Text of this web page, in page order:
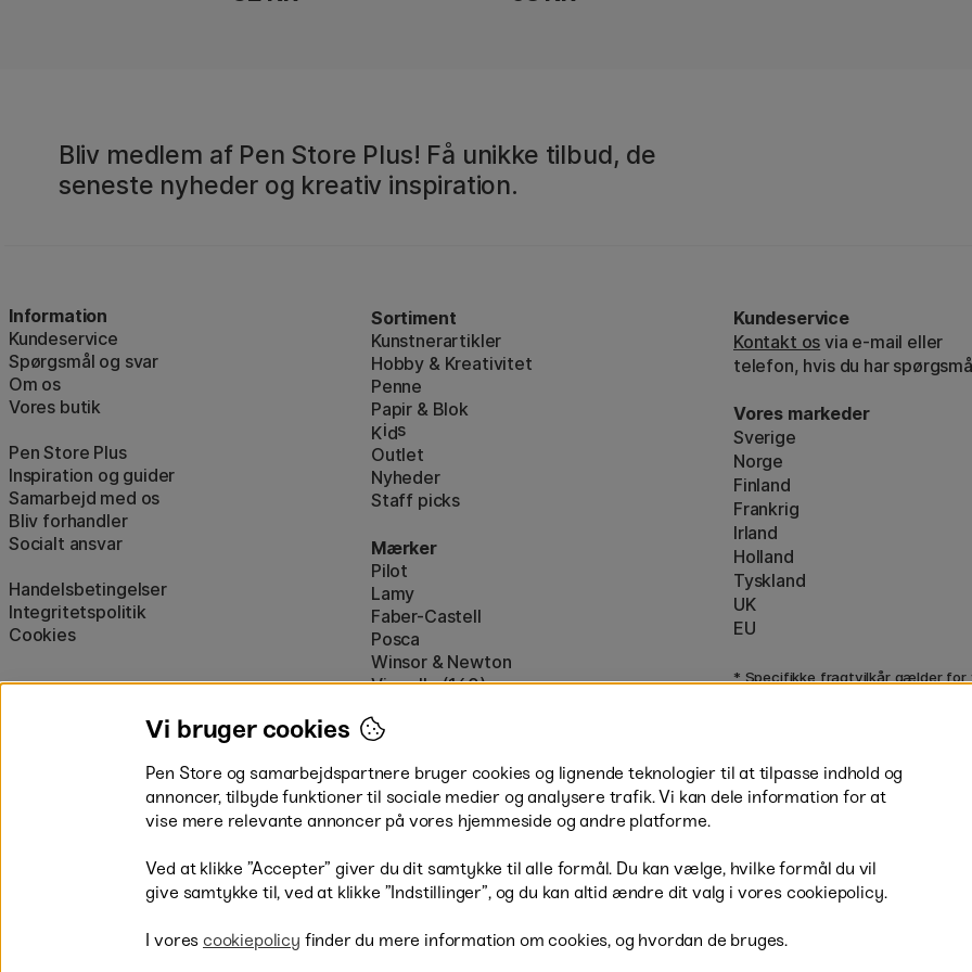
Bliv medlem af Pen Store Plus! Få unikke tilbud, de
seneste nyheder og kreativ inspiration.
Information
Kundeservice
Spørgsmål og svar
Om os
Vores butik
Pen Store Plus
Inspiration og guider
Samarbejd med os
Bliv forhandler
Socialt ansvar
Handelsbetingelser
Integritetspolitik
Cookies
Sortiment
Kunstnerartikler
Hobby & Kreativitet
Penne
Papir & Blok
Kids
Outlet
Nyheder
Staff picks
Mærker
Pilot
Lamy
Faber-Castell
Posca
Winsor & Newton
Visa alle (160)
Kundeservice
Kontakt os via e-mail eller
telefon, hvis du har
Vores markeder
Sverige
Norge
Finland
Frankrig
Irland
Holland
Tyskland
UK
EU
* Specifikke fragtvilkårgælder for
Betal nemt og sikkert
Vi bruger cookies
Pen Store og samarbejdspartnere bruger cookies og lignende teknologier til at tilpasse indhold og
annoncer, tilbyde funktioner til sociale medier og analysere trafik. Vi kan dele information for at
vise mere relevante annoncer på vores hjemmeside og andre platforme.
Ved at klikke ”Accepter” giver du dit samtykke til alle formål. Du kan vælge, hvilke formål du vil
give samtykke til, ved at klikke ”Indstillinger”, og du kan altid ændre dit valg i vores cookiepolicy.
I vores cookiepolicy finder du mere information om cookies, og hvordan de bruges.